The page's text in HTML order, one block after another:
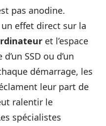
pas anodine.
un effet direct sur la
et l’espace
SSD ou d’un
démarrage, les
leur part de
ralentir le
spécialistes